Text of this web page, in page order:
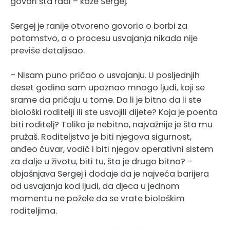
Sergej je ranije otvoreno govorio o borbi za
potomstvo, a o procesu usvajanja nikada nije
previše detaljisao.
– Nisam puno pričao o usvajanju. U posljednjih
deset godina sam upoznao mnogo ljudi, koji se
srame da pričaju u tome. Da li je bitno da li ste
biološki roditelji ili ste usvojili dijete? Koja je poenta
biti roditelj? Toliko je nebitno, najvažnije je šta mu
pružaš. Roditeljstvo je biti njegova sigurnost,
anđeo čuvar, vodič i biti njegov operativni sistem
za dalje u životu, biti tu, šta je drugo bitno? –
objašnjava Sergej i dodaje da je najveća barijera
od usvajanja kod ljudi, da djeca u jednom
momentu ne požele da se vrate biološkim
roditeljima.